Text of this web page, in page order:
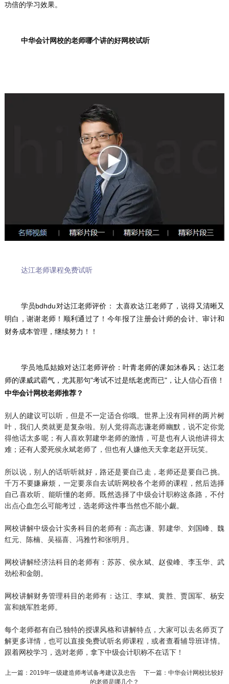
功倍的学习效果。
中华会计网校的老师哪个讲的好网校试听
达江老师课程免费试听
	学员bdhdu对达江老师评价： 太喜欢达江老师了，说得又清晰又
明白，谢谢老师！顺利通过了！今年报了注册会计师的会计、审计和
财务成本管理，继续努力！！
	学员地瓜姑娘对达江老师评价：叶青老师的课如沐春风；达江老
师的课威武霸气，尤其那句"考试不过是纸老虎而已"，让人信心百倍！
中华会计网校老师推荐？
别人的建议可以听，但是不一定适合你哦。世界上没有同样的两片树
叶，我们人类就更是复杂啦。别人觉得高志谦老师幽默，说不定你觉
得他话太多呢；有人喜欢郭建华老师的激情，可是也有人说他讲得太
难；还有人爱死侯永斌老师了，但也有人嫌他天天拿老赵开玩笑。
所以说，别人的话听听就好，路还是要自己走，老师还是要自己挑。
千万不要嫌麻烦，一定要亲自去试听网校各个老师的课程，然后选择
自己喜欢听、能听懂的老师。既然选择了中级会计职称这条路，不付
出点心血怎么可能考过，选老师这件事当然也不能小觑。
网校讲解中级会计实务科目的老师有：高志谦、郭建华、刘国峰、魏
红元、陈楠、吴福喜、冯雅竹和张明月。
网校讲解经济法科目的老师有：苏苏、侯永斌、赵俊峰、李玉华、武
劲松和金朗。
网校讲解财务管理科目的老师有：达江、李斌、黄胜、贾国军、杨安
富和姚军胜老师。
每个老师都有自己独特的授课风格和讲解特点，大家可以去名师页了
解更多详情，也可以直接免费试听名师课程，或者查看辅导班详情。
跟着网校学习，选对老师，拿下中级会计职称不在话下！
上一篇：2019年一级建造师考试备考建议及忠告 下一篇：中华会计网校比较好
的老师是哪几个？